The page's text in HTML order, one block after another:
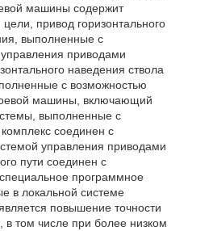
машины содержит
привод горизонтального
выполненные с
приводами
наведения ствола
с возможностью
машины, включающий
выполненные с
соединен с
управления приводами
пути соединен с
программное
в локальной системе
повышение точности
в том числе при более низком